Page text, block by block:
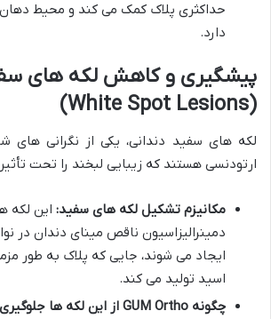
حداکثری پلاک کمک می کند و محیط دهان
دارد.
پیشگیری و کاهش لکه های
(White Spot Lesions)
لکه های سفید دندانی، یکی از نگرانی های
ارتودنسی هستند که زیبایی لبخند را تحت
مکانیزم تشکیل لکه های سفید: این لکه
دمینرالیزاسیون ناقص مینای دندان در
ایجاد می شوند، جایی که پلاک به طور
اسید تولید می کند.
چگونه GUM Ortho از این لکه ها جلوگیری می کند: